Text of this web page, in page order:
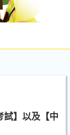
試】以及【中